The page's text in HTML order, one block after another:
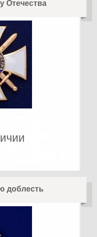
Отечества
доблесть